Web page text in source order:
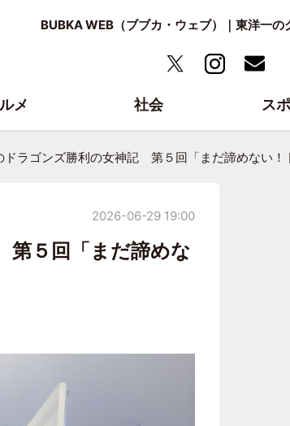
BUBKA WEB（ブブカ・ウェブ）｜東洋一
ドラゴンズ勝利の女神記 第５回「まだ諦めない！
2026-06-29 19:00
５回「まだ諦めな
メ 社会 ス